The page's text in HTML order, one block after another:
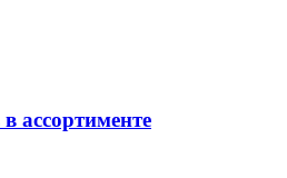
ассортименте